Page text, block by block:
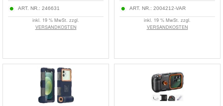
ART. NR.: 246631
inkl. 19 % MwSt. zzgl.
VERSANDKOSTEN
ART. NR.: 2004212-VAR
inkl. 19 % MwSt. zzgl.
VERSANDKOSTEN